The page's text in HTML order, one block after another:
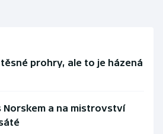
prohry, ale to je házená
Norskem a na mistrovství